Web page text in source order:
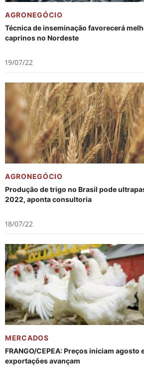
AGRONEGÓCIO
Técnica de inseminação favorecerá
caprinos no Nordeste
19/07/22
AGRONEGÓCIO
Produção de trigo no Brasil pode
2022, aponta consultoria
18/07/22
MERCADOS
FRANGO/CEPEA: Preços iniciam agosto
exportações avançam